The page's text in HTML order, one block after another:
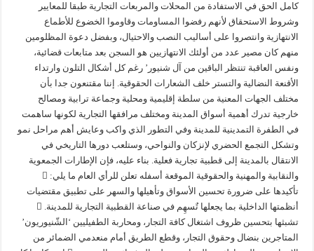
كامل الحق في الاستفادة من المحلات والمربعات التجارية طبقا للمعايير
وشروط الاستحقاق لأنهم رفضوا المساومات وقاوموا الخضوع للأطماع
الانتهازية وانتصروا على أساليب النصب والاحتيال، وبفضل دعوة المظلومين
منهم كان مصير عدد من أولئك الانتهازيين هو السجن بعد متابعات قضائية،
ونفس العاقبة تنتظر الباقين من آل شنيور’ رغم كل أشكال التلون وارتداء
الأقنعة النضالية والتستر خلف الشعارات الحقوقية. إننا مقتنعون جدا بأن
مختلف الجهات المعنية من سلطة إقليمية ومحلية وجماعة ترابية ومصالح
خارجية تدرك أهمية أسواق المدينة ومختلف مرافقها التجارية لكونها ساهمت
في الطفرة التمدينية للمدينة وفي التطور الذي واكب وعايش أهم مراحل نمو
وتشكل التجمع الحضري لإنزكان والنواحي، وستلعب دورها التاريخي في
الانتقال بالمدينة إلى قطبية تجارية فعلية. بناء عليه، فإن الإطارات الجمعوية
والنقابية والمهنية والحقوقية الموقعة أسفله تعلن للرأي العام ما يلي: 
تأكيدها على ضرورة تحسين الأسواق وتأهيلها والسهر على تطبيق مقتضيات
أنظمتها الداخلية بما يجعلها تٌسهِم في صناعة القطبية التجارية للمدينة. 
تشبثها بتحسين ظروف اشتغال كافة التجار، ومحاربة الطفيليين ‘الشّنيوريون’
المتاجرين بنضال وحقوق التجار، وقطع الطريق أمام منعدمي الضمائر من